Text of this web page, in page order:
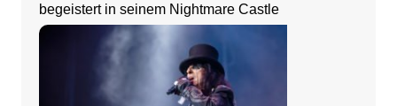
begeistert in seinem Nightmare Castle